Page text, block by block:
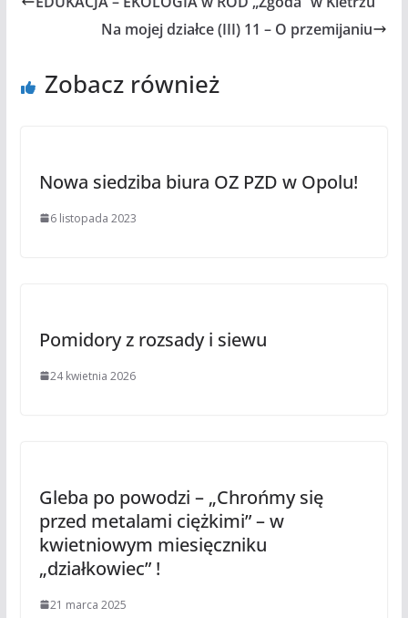
Na mojej działce (III) 11 – O przemijaniu
Zobacz również
Nowa siedziba biura OZ PZD w Opolu!
6 listopada 2023
Pomidory z rozsady i siewu
24 kwietnia 2026
Gleba po powodzi – „Chrońmy się
przed metalami ciężkimi” – w
kwietniowym miesięczniku
„działkowiec” !
21 marca 2025